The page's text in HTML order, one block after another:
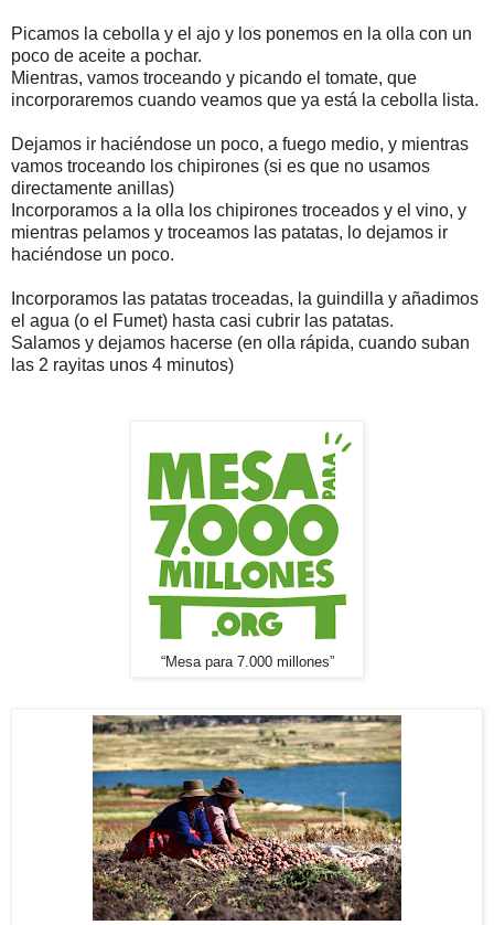
Picamos la cebolla y el ajo y los ponemos en la olla con un
poco de aceite a pochar.
Mientras, vamos troceando y picando el tomate, que
incorporaremos cuando veamos que ya está la cebolla lista.
Dejamos ir haciéndose un poco, a fuego medio, y mientras
vamos troceando los chipirones (si es que no usamos
directamente anillas)
Incorporamos a la olla los chipirones troceados y el vino, y
mientras pelamos y troceamos las patatas, lo dejamos ir
haciéndose un poco.
Incorporamos las patatas troceadas, la guindilla y añadimos
el agua (o el Fumet) hasta casi cubrir las patatas.
Salamos y dejamos hacerse (en olla rápida, cuando suban
las 2 rayitas unos 4 minutos)
“Mesa para 7.000 millones”